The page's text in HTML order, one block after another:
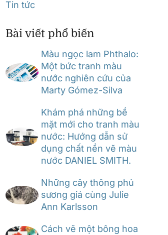
Tin tức
Bài viết phổ biến
Màu ngọc lam Phthalo:
Một bức tranh màu
nước nghiên cứu của
Marty Gómez-Silva
Khám phá những bề
mặt mới cho tranh màu
nước: Hướng dẫn sử
dụng chất nền vẽ màu
nước DANIEL SMITH.
Những cây thông phủ
sương giá cùng Julie
Ann Karlsson
Cách vẽ một bông hoa